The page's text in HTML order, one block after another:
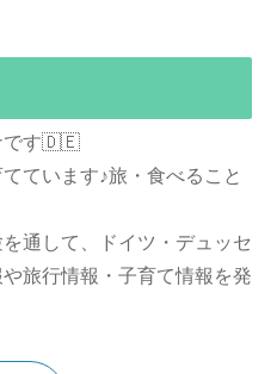
です🇩🇪
ています♪旅・食べること
通して、ドイツ・デュッセ
旅行情報・子育て情報を発